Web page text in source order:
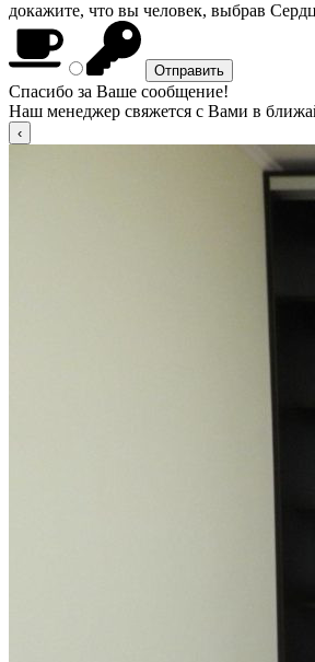
докажите, что вы человек, выбрав
Спасибо за Ваше сообщение!
Наш менеджер свяжется с Вами в